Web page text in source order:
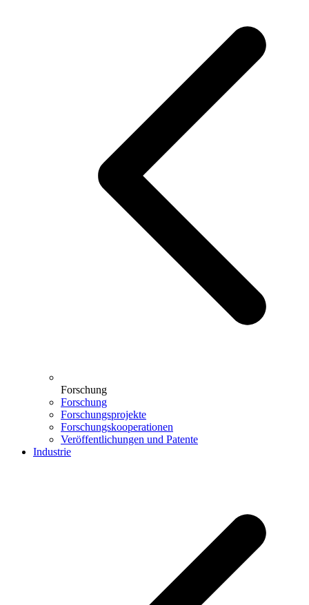
Forschung
Forschung
Forschungsprojekte
Forschungskooperationen
Veröffentlichungen und Patente
Industrie